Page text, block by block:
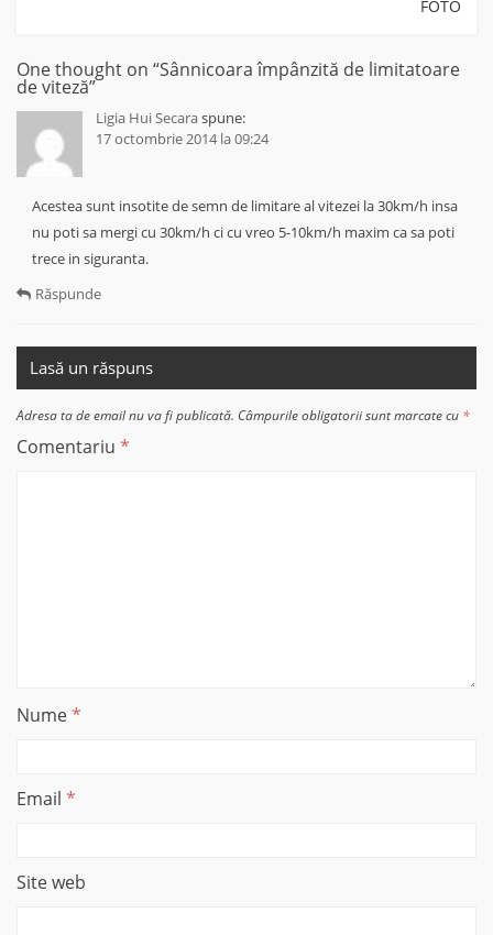
FOTO
One thought on “Sânnicoara împânzită de limitatoare
de viteză”
Ligia Hui Secaraspune:
17 octombrie 2014 la 09:24
Acestea sunt insotite de semn de limitare al vitezei la 30km/h insa
nu poti sa mergi cu 30km/h ci cu vreo 5-10km/h maxim ca sa poti
trece in siguranta.
Răspunde
Lasă un răspuns
Adresa ta de email nu va fi publicată. Câmpurile obligatorii sunt marcate cu *
Comentariu *
Nume*
Email *
Site web